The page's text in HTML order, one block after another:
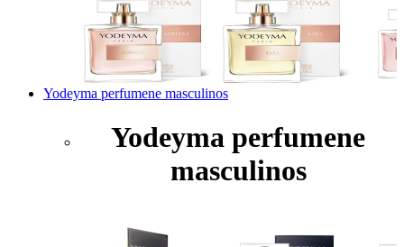
Yodeyma perfumene masculinos
Yodeyma perfumene
masculinos